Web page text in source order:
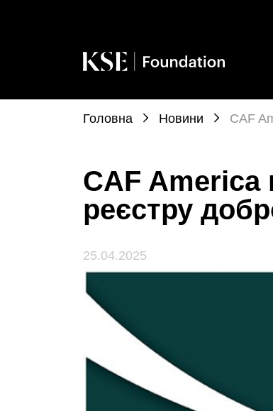
Головна Новини CAF
CAF America
реєстру
25.04.2025